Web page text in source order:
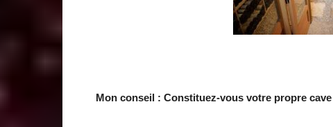
Mon conseil : Constituez-vous votre propre cave